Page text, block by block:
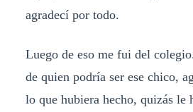
agradecí por todo.
Luego de eso me fui del
de quien podría ser ese chico,
lo que hubiera hecho, quizás le